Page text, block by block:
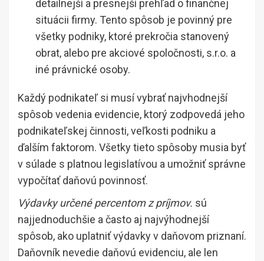
detailnejší a presnejší prehľad o finančnej
situácii firmy. Tento spôsob je povinný pre
všetky podniky, ktoré prekročia stanovený
obrat, alebo pre akciové spoločnosti, s.r.o. a
iné právnické osoby.
Každý podnikateľ si musí vybrať najvhodnejší
spôsob vedenia evidencie, ktorý zodpovedá jeho
podnikateľskej činnosti, veľkosti podniku a
ďalším faktorom. Všetky tieto spôsoby musia byť
v súlade s platnou legislatívou a umožniť správne
vypočítať daňovú povinnosť.
Výdavky určené percentom z príjmov. sú
najjednoduchšie a často aj najvýhodnejší
spôsob, ako uplatniť výdavky v daňovom priznaní.
Daňovník nevedie daňovú evidenciu, ale len